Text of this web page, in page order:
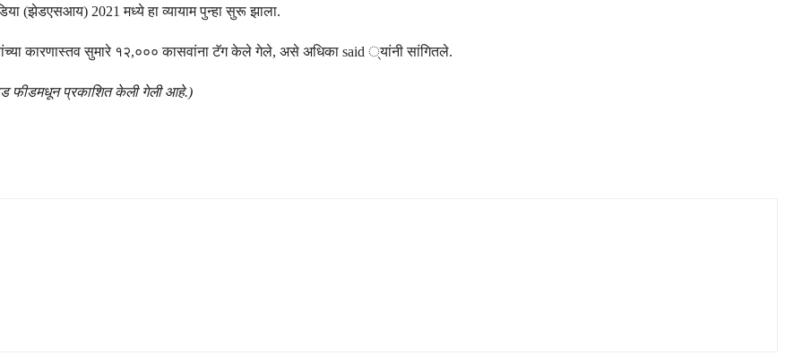
(झेडएसआय) 2021 मध्ये हा व्यायाम पुन्हा सुरू झाला.
कारणास्तव सुमारे १२,००० कासवांना टॅग केले गेले, असे अधिका said ्यांनी सांगितले.
फीडमधून प्रकाशित केली गेली आहे.)